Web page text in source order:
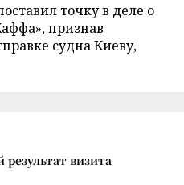
точку в деле о
признав
судна Киеву,
визита